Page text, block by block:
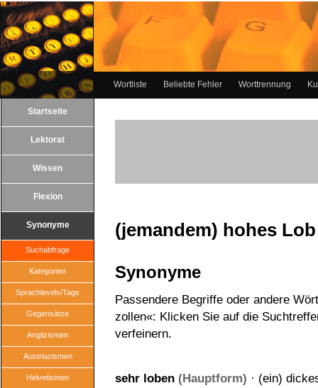
Wortliste Beliebte Fehler Worttrennung
Startseite
Lektorat
Wissen
Flexion
Synonyme
Suchabfrage
Kategorien
Sprachlevels/Tags
Gegensätze
Anglizismen
Austriazismen
Helvetismen
(jemandem) hohes
Synonyme
Passendere Begriffe oder andere
zollen«: Klicken Sie auf die
verfeinern.
sehr loben (Hauptform) · (ein)